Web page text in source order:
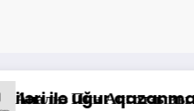
Nələr GözlədiyiMaksimal,